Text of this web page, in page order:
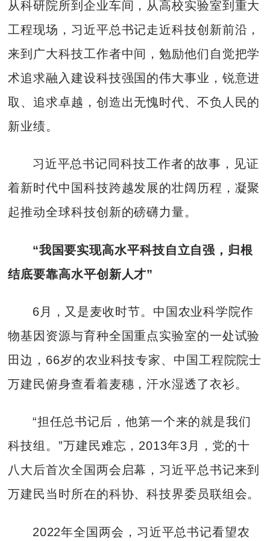
从科研院所到企业车间，从高校实验室到重大
工程现场，习近平总书记走近科技创新前沿，
来到广大科技工作者中间，勉励他们自觉把学
术追求融入建设科技强国的伟大事业，锐意进
取、追求卓越，创造出无愧时代、不负人民的
新业绩。
习近平总书记同科技工作者的故事，见证
着新时代中国科技跨越发展的壮阔历程，凝聚
起推动全球科技创新的磅礴力量。
“我国要实现高水平科技自立自强，归根
结底要靠高水平创新人才”
6月，又是麦收时节。中国农业科学院作
物基因资源与育种全国重点实验室的一处试验
田边，66岁的农业科技专家、中国工程院院士
万建民俯身查看着麦穗，汗水湿透了衣衫。
“担任总书记后，他第一个来的就是我们
科技组。”万建民难忘，2013年3月，党的十
八大后首次全国两会启幕，习近平总书记来到
万建民当时所在的科协、科技界委员联组会。
2022年全国两会，习近平总书记看望农